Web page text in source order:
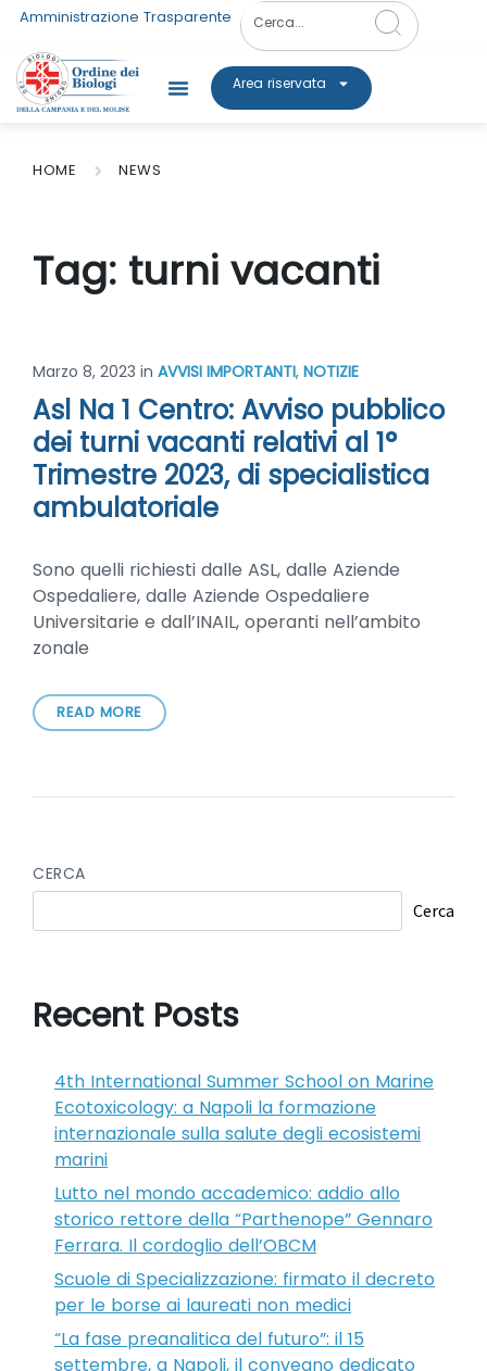
Amministrazione Trasparente
Area riservata
HOME NEWS
Tag: turni vacanti
Marzo 8, 2023 in AVVISI IMPORTANTI, NOTIZIE
Asl Na 1 Centro: Avviso pubblico
dei turni vacanti relativi al 1°
Trimestre 2023, di specialistica
ambulatoriale
Sono quelli richiesti dalle ASL, dalle Aziende
Ospedaliere, dalle Aziende Ospedaliere
Universitarie e dall’INAIL, operanti nell’ambito
zonale
READ MORE
CERCA
Cerca
Recent Posts
4th International Summer School on Marine
Ecotoxicology: a Napoli la formazione
internazionale sulla salute degli ecosistemi
marini
Lutto nel mondo accademico: addio allo
storico rettore della “Parthenope” Gennaro
Ferrara. Il cordoglio dell’OBCM
Scuole di Specializzazione: firmato il decreto
per le borse ai laureati non medici
“La fase preanalitica del futuro”: il 15
settembre, a Napoli, il convegno dedicato